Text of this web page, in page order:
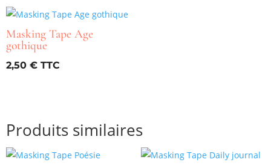
Masking Tape Age
gothique
2,50 €
Produits similaires